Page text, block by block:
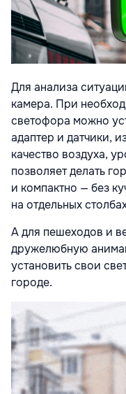
Для анализа
камера. При
светофора можно
адаптер и датчики,
качество воздуха,
позволяет делать
и компактно — без
на отдельных
А для пешеходов и
дружелюбную
установить свои
городе.